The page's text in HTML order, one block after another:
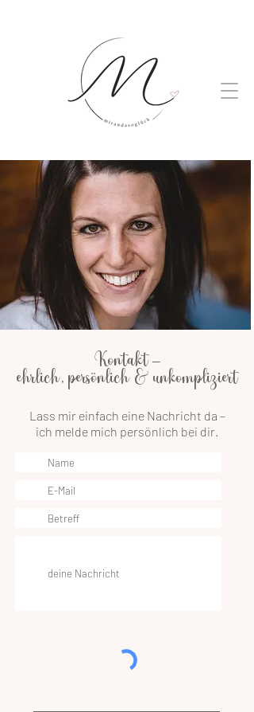
Kontakt –
ehrlich, persönlich & unkompliziert
Lass mir einfach eine Nachricht da –
ich melde mich persönlich bei dir.